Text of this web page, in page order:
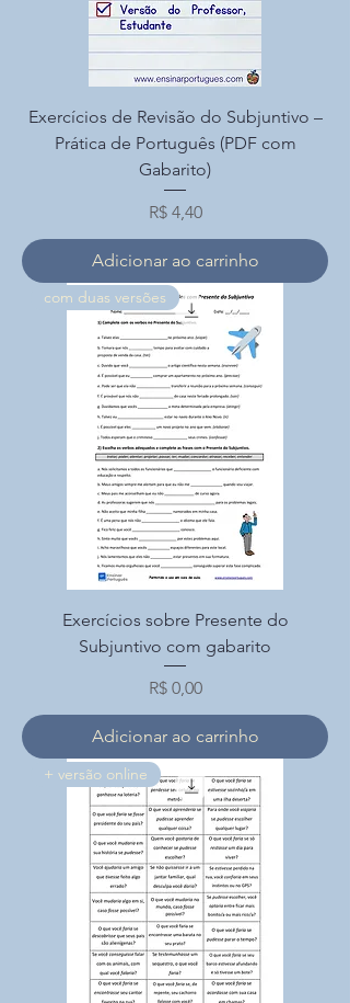
Exercícios de Revisão do Subjuntivo –
Prática de Português (PDF com
Gabarito)
Preço
R$ 4,40
Adicionar ao carrinho
com duas versões
Exercícios sobre Presente do
Subjuntivo com gabarito
Preço
R$ 0,00
Adicionar ao carrinho
+ versão online